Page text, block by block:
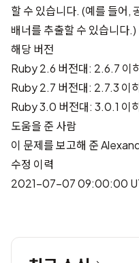
할 수 있습니다. (예를 들어,
배너를 추출할 수 있습니다.)
해당 버전
Ruby 2.6 버전대: 2.6.7 이
Ruby 2.7 버전대: 2.7.3 이
Ruby 3.0 버전대: 3.0.1 이
도움을 준 사람
이 문제를 보고해 준
수정 이력
2021-07-07 09:00:00